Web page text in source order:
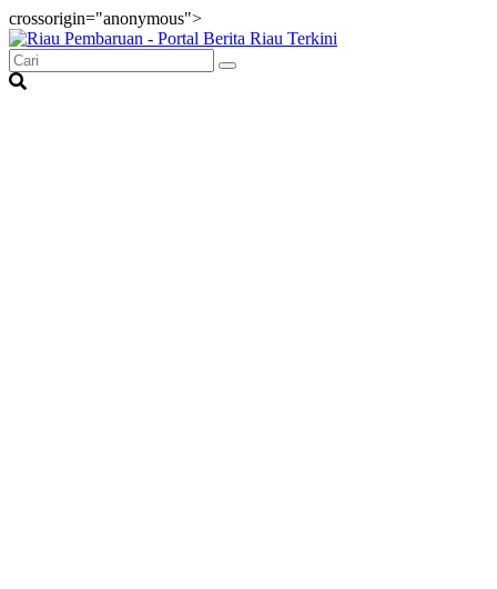
crossorigin="anonymous">